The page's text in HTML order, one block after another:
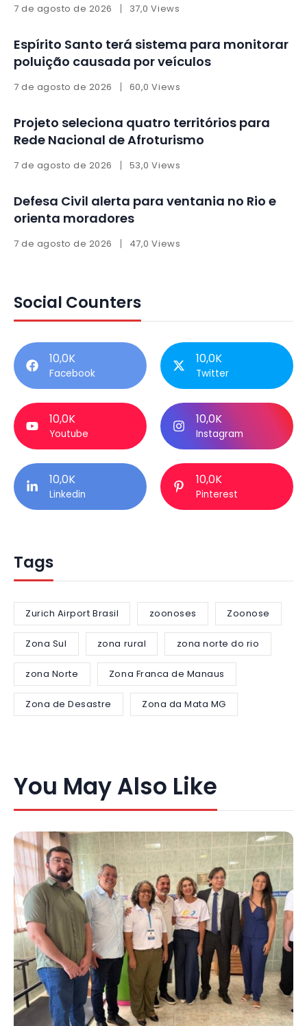
7 de agosto de 2026 37,0 Views
Espírito Santo terá sistema para monitorar
poluição causada por veículos
7 de agosto de 2026 60,0 Views
Projeto seleciona quatro territórios para
Rede Nacional de Afroturismo
7 de agosto de 2026 53,0 Views
Defesa Civil alerta para ventania no Rio e
orienta moradores
7 de agosto de 2026 47,0 Views
Social Counters
10,0K
Facebook
10,0K
Twitter
10,0K
Youtube
10,0K
Instagram
10,0K
Linkedin
10,0K
Pinterest
Tags
Zurich Airport Brasil zoonoses Zoonose
Zona Sul zona rural zona norte do rio
zona Norte Zona Franca de Manaus
Zona de Desastre Zona da Mata MG
You May Also Like